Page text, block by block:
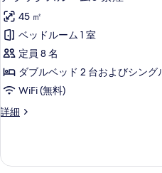
る
す
べ
て
の
写
真
示
5
禁
煙
の
詳
細
ラ
ッ
ク
ス
ル
ム
禁
45 ㎡
ベッドルーム 1 室
定員 8 名
ダブルベッド 2 台およびシン
WiFi (無料)
詳細
デ
ス